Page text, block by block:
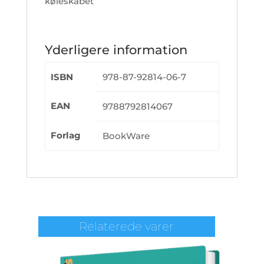
Yderligere information
ISBN 978-87-92814-06-7
EAN 9788792814067
Forlag BookWare
Relaterede varer